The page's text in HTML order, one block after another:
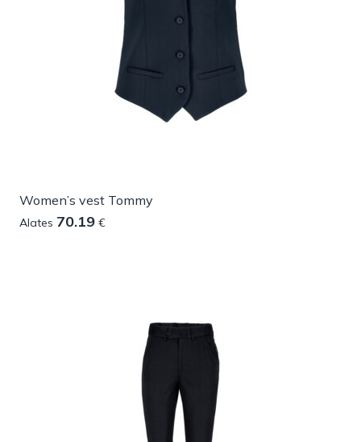
Women’s vest Tommy
Alates 70.19 €